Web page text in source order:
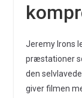
Jeremy Irons
præstationer
den
giver filmen